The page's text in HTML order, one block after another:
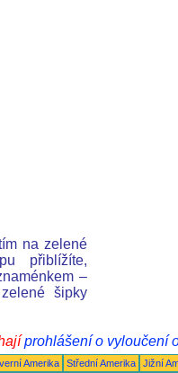
na zelené
přiblížíte,
–
šipky
prohlášení o vyloučení
Amerika Střední Amerika
Jižní